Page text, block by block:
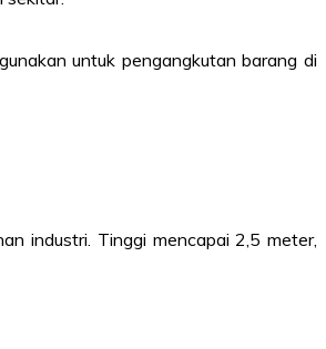
untuk pengangkutan barang di
industri. Tinggi mencapai 2,5 meter,